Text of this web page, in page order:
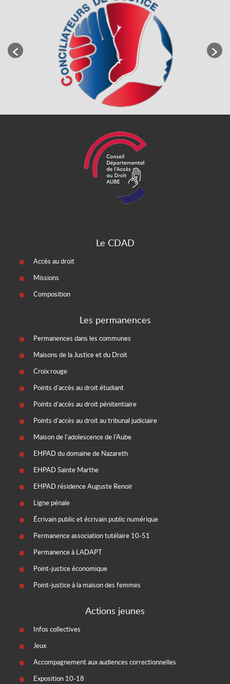
Le CDAD
Accès au droit
Missions
Composition
Les permanences
Permanences dans les communes
Maisons de la Justice et du Droit
Croix rouge
Points d'accès au droit étudiant
Points d'accès au droit pénitentiaire
Points d'accès au droit au tribunal judiciaire
Maison de l'adolescence de l'Aube
EHPAD du domaine de Nazareth
EHPAD Sainte Marthe
EHPAD résidence Auguste Renoir
Ligne pénale
Écrivain public et écrivain public numérique
Permanence association tutélaire 10-51
Permanence à LADAPT
Point-justice économique
Point-justice à la maison des femmes
Actions jeunes
Infos collectives
Jeux
Accompagnement aux audiences correctionnelles
Exposition 10-18